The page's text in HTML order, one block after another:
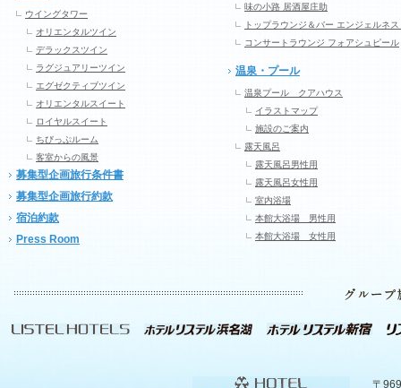
ウイングタワー
オリエンタルツイン
デラックスツイン
ラグジュアリーツイン
エグゼクティブツイン
オリエンタルスイート
ロイヤルスイート
ちびっぷルーム
客室からの風景
募集型企画旅行条件書
募集型企画旅行約款
宿泊約款
Press Room
味の小路 居酒屋庄助
トップラウンジ＆バー エンジェルネス
コンサートラウンジ フォアシュピール
温泉・プール
温泉プール クアハウス
イラストマップ
施設のご案内
露天風呂
露天風呂男性用
露天風呂女性用
室内浴場
本館大浴場 男性用
本館大浴場 女性用
〒